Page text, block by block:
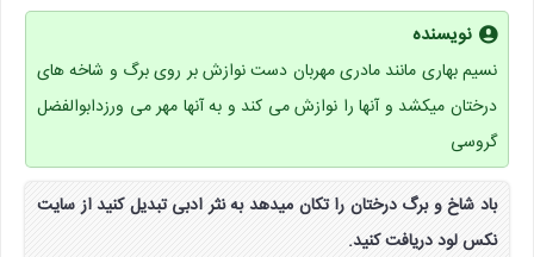
نویسنده
نسیم بهاری مانند مادری مهربان دست نوازش بر روی برگ و شاخه های
درختان میکشد و آنها را نوازش می کند و به آنها مهر می ورزدابوالفضل
گروسی
باد شاخ و برگ درختان را تکان میدهد به نثر ادبی تبدیل کنید از سایت
نکس لود دریافت کنید.